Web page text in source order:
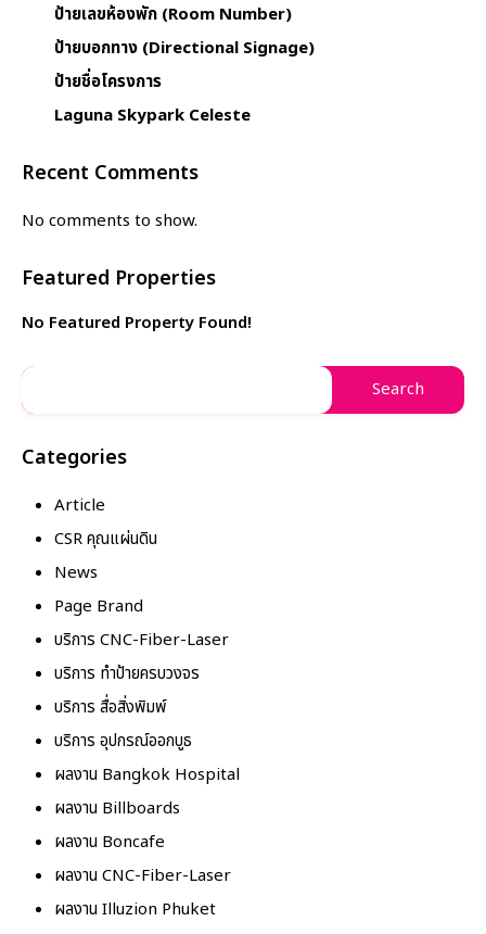
ป้ายเลขห้องพัก (Room Number)
ป้ายบอกทาง (Directional Signage)
ป้ายชื่อโครงการ
Laguna Skypark Celeste
Recent Comments
No comments to show.
Featured Properties
No Featured Property Found!
Categories
Article
CSR คุณแผ่นดิน
News
Page Brand
บริการ CNC-Fiber-Laser
บริการ ทำป้ายครบวงจร
บริการ สื่อสิ่งพิมพ์
บริการ อุปกรณ์ออกบูธ
ผลงาน Bangkok Hospital
ผลงาน Billboards
ผลงาน Boncafe
ผลงาน CNC-Fiber-Laser
ผลงาน Illuzion Phuket